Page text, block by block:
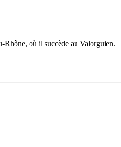
Rhône, où il succède au Valorguien.